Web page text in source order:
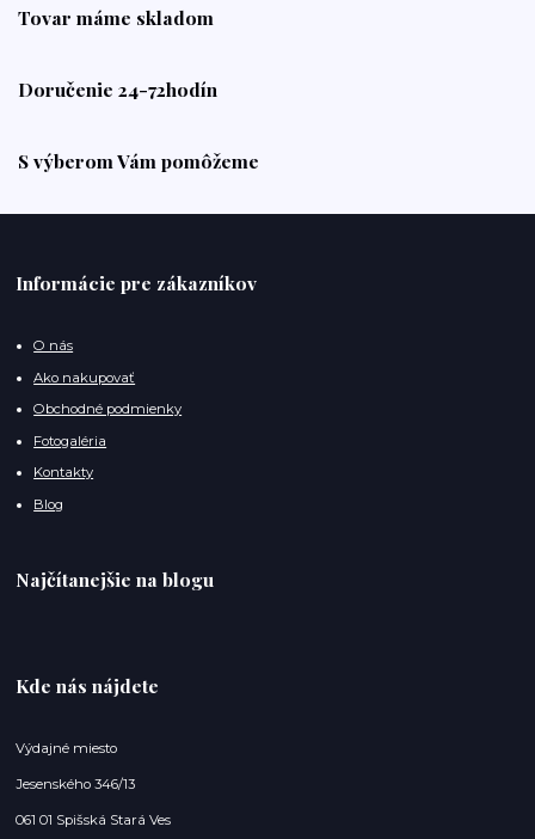
Tovar máme skladom
Doručenie 24-72hodín
S výberom Vám pomôžeme
Informácie pre zákazníkov
O nás
Ako nakupovať
Obchodné podmienky
Fotogaléria
Kontakty
Blog
Najčítanejšie na blogu
Kde nás nájdete
Výdajné miesto
Jesenského 346/13
061 01 Spišská Stará Ves